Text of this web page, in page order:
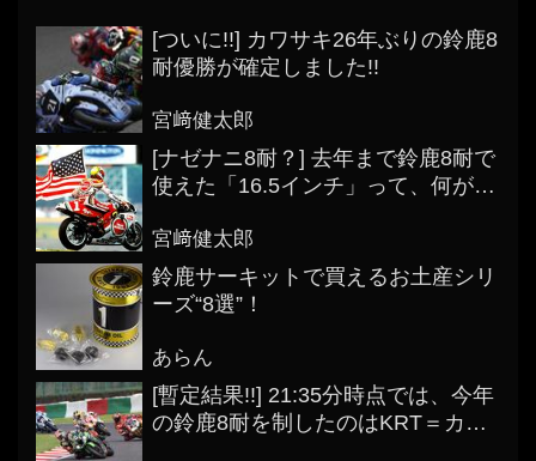
[ついに!!] カワサキ26年ぶりの鈴鹿8
耐優勝が確定しました!!
宮﨑健太郎
[ナゼナニ8耐？] 去年まで鈴鹿8耐で
使えた「16.5インチ」って、何がス
宮﨑健太郎
鈴鹿サーキットで買えるお土産シリ
ーズ“8選”！
あらん
[暫定結果!!] 21:35分時点では、今年
の鈴鹿8耐を制したのはKRT＝カワ